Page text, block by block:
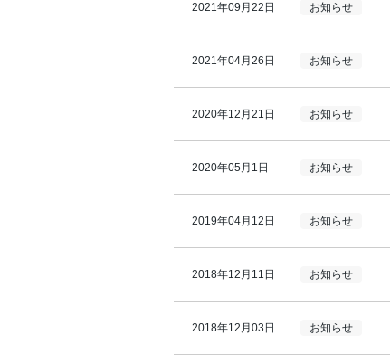
2021年09月22日 お知らせ
2021年04月26日 お知らせ
2020年12月21日 お知らせ
2020年05月1日 お知らせ
2019年04月12日 お知らせ
2018年12月11日 お知らせ
2018年12月03日 お知らせ